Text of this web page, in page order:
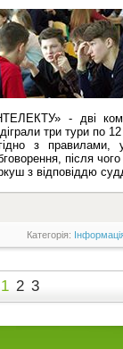
- дві
три тури по
з правилами,
після
з відповіддю
Категорія:
1 2 3